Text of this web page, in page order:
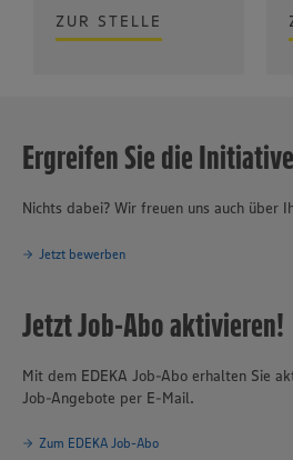
ZUR STELLE
Ergreifen Sie die
Nichts dabei? Wir freuen uns auch über
Jetzt bewerben
Jetzt Job-Abo aktivieren!
Mit dem EDEKA Job-Abo erhalten Sie
Job-Angebote per E-Mail.
Zum EDEKA Job-Abo